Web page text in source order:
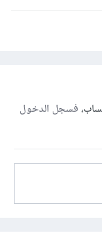
فسجل الدخول